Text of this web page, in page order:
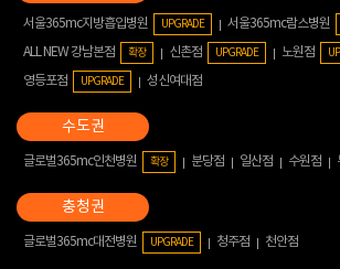
서울365mc지방흡입병원 UPGRADE 서울365mc람스병원
ALL NEW 강남본점 확장 신촌점 UPGRADE 노원점
영등포점
UPGRADE 성신여대점
글로벌365mc인천병원 확장 분당점 일산점 수원점
글로벌365mc대전병원 UPGRADE 청주점 천안점